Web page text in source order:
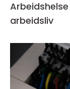
Arbeidshelse nøkkelen til et bærekraftig
arbeidsliv